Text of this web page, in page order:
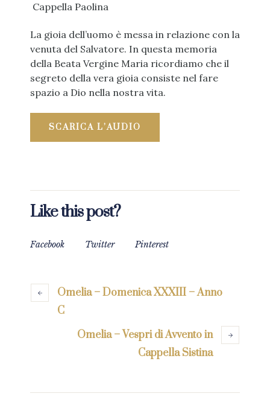
Cappella Paolina
La gioia dell’uomo è messa in relazione con la
venuta del Salvatore. In questa memoria
della Beata Vergine Maria ricordiamo che il
segreto della vera gioia consiste nel fare
spazio a Dio nella nostra vita.
SCARICA L’AUDIO
Like this post?
Facebook Twitter Pinterest
Omelia – Domenica XXXIII – Anno
C
Omelia – Vespri di Avvento in
Cappella Sistina